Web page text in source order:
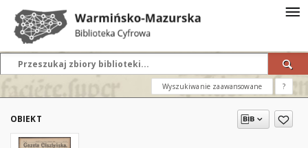
Wyszukiwanie zaawansowane ?
OBIEKT